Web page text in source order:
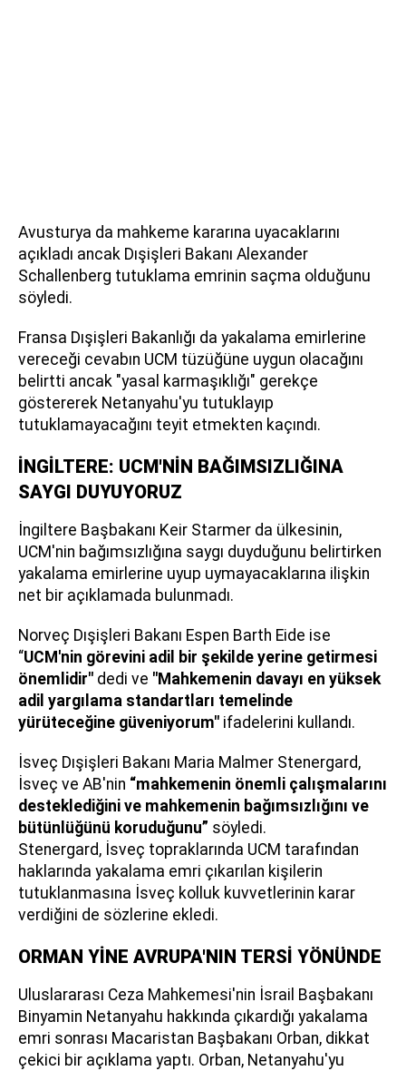
Avusturya da mahkeme kararına uyacaklarını
açıkladı ancak Dışişleri Bakanı Alexander
Schallenberg tutuklama emrinin saçma olduğunu
söyledi.
Fransa Dışişleri Bakanlığı da yakalama emirlerine
vereceği cevabın UCM tüzüğüne uygun olacağını
belirtti ancak "yasal karmaşıklığı" gerekçe
göstererek Netanyahu'yu tutuklayıp
tutuklamayacağını teyit etmekten kaçındı.
İNGİLTERE: UCM'NİN BAĞIMSIZLIĞINA
SAYGI DUYUYORUZ
İngiltere Başbakanı Keir Starmer da ülkesinin,
UCM'nin bağımsızlığına saygı duyduğunu belirtirken
yakalama emirlerine uyup uymayacaklarına ilişkin
net bir açıklamada bulunmadı.
Norveç Dışişleri Bakanı Espen Barth Eide ise
“UCM'nin görevini adil bir şekilde yerine getirmesi
önemlidir" dedi ve "Mahkemenin davayı en yüksek
adil yargılama standartları temelinde
yürüteceğine güveniyorum" ifadelerini kullandı.
İsveç Dışişleri Bakanı Maria Malmer Stenergard,
İsveç ve AB'nin “mahkemenin önemli çalışmalarını
desteklediğini ve mahkemenin bağımsızlığını ve
bütünlüğünü koruduğunu” söyledi.
Stenergard, İsveç topraklarında UCM tarafından
haklarında yakalama emri çıkarılan kişilerin
tutuklanmasına İsveç kolluk kuvvetlerinin karar
verdiğini de sözlerine ekledi.
ORMAN YİNE AVRUPA'NIN TERSİ YÖNÜNDE
Uluslararası Ceza Mahkemesi'nin İsrail Başbakanı
Binyamin Netanyahu hakkında çıkardığı yakalama
emri sonrası Macaristan Başbakanı Orban, dikkat
çekici bir açıklama yaptı. Orban, Netanyahu'yu